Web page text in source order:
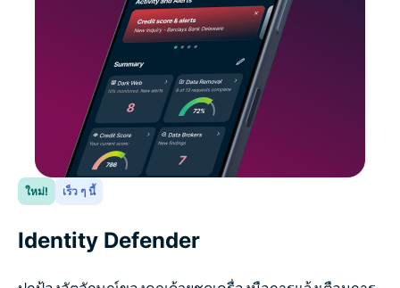
ใหม่! เร็ว ๆ นี้
Identity Defender